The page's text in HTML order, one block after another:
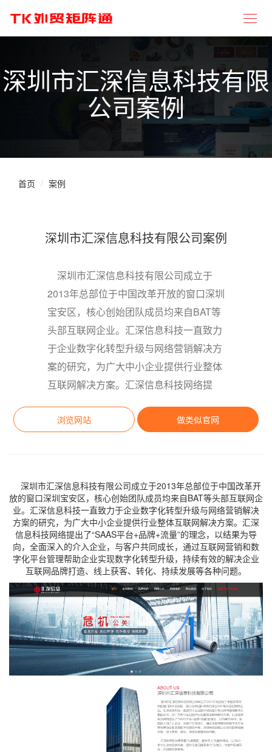
深圳市汇深信息科技有限
公司案例
首页 案例
深圳市汇深信息科技有限公司案例
深圳市汇深信息科技有限公司成立于
2013年总部位于中国改革开放的窗口深圳
宝安区，核心创始团队成员均来自BAT等
头部互联网企业。汇深信息科技一直致力
于企业数字化转型升级与网络营销解决方
案的研究，为广大中小企业提供行业整体
互联网解决方案。汇深信息科技网络提
浏览网站 做类似官网
深圳市汇深信息科技有限公司成立于2013年总部位于中国改革开
放的窗口深圳宝安区，核心创始团队成员均来自BAT等头部互联网企
业。汇深信息科技一直致力于企业数字化转型升级与网络营销解决
方案的研究，为广大中小企业提供行业整体互联网解决方案。汇深
信息科技网络提出了“SAAS平台+品牌+流量”的理念，以结果为导
向，全面深入的介入企业，与客户共同成长，通过互联网营销和数
字化平台管理帮助企业实现数字化转型升级，持续有效的解决企业
互联网品牌打造、线上获客、转化、持续发展等各种问题。